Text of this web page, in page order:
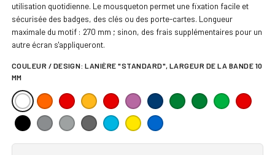
utilisation quotidienne. Le mousqueton permet une fixation facile et
sécurisée des badges, des clés ou des porte-cartes. Longueur
maximale du motif : 270 mm ; sinon, des frais supplémentaires pour un
autre écran s'appliqueront.
COULEUR / DESIGN:LANIÈRE "STANDARD", LARGEUR DE LA BANDE 10
MM